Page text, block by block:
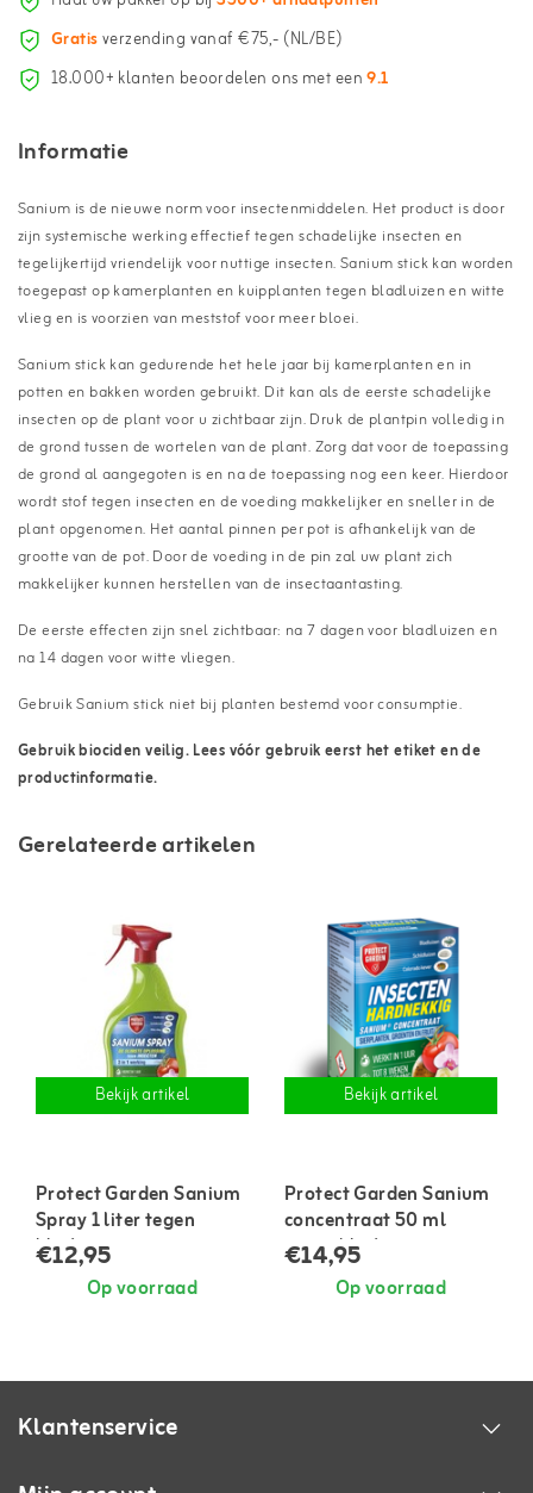
Gratisverzending vanaf €75,- (NL/BE)
18.000+ klanten beoordelen ons met een9.1
Informatie
Sanium is de nieuwe norm voor insectenmiddelen. Het product is door
zijn systemische werking effectief tegen schadelijke insecten en
tegelijkertijd vriendelijk voor nuttige insecten. Sanium stick kan worden
toegepast op kamerplanten en kuipplanten tegen bladluizen en witte
vlieg en is voorzien van meststof voor meer bloei.
Sanium stick kan gedurende het hele jaar bij kamerplanten en in
potten en bakken worden gebruikt. Dit kan als de eerste schadelijke
insecten op de plant voor u zichtbaar zijn. Druk de plantpin volledig in
de grond tussen de wortelen van de plant. Zorg dat voor de toepassing
de grond al aangegoten is en na de toepassing nog een keer. Hierdoor
wordt stof tegen insecten en de voeding makkelijker en sneller in de
plant opgenomen. Het aantal pinnen per pot is afhankelijk van de
grootte van de pot. Door de voeding in de pin zal uw plant zich
makkelijker kunnen herstellen van de insectaantasting.
De eerste effecten zijn snel zichtbaar: na 7 dagen voor bladluizen en
na 14 dagen voor witte vliegen.
Gebruik Sanium stick niet bij planten bestemd voor consumptie.
Gebruik biociden veilig. Lees vóór gebruik eerst het etiket en de
productinformatie.
Gerelateerde artikelen
Bekijk artikel
Protect Garden Sanium
Spray 1 liter tegen
bladinsecten
€12,95
Op voorraad
Bekijk artikel
Protect Garden Sanium
concentraat 50 ml
tegen bladinsecten
€14,95
Op voorraad
Klantenservice